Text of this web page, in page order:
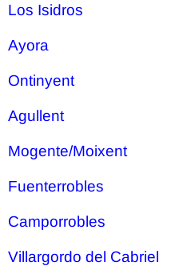
Los Isidros
Ayora
Ontinyent
Agullent
Mogente/Moixent
Fuenterrobles
Camporrobles
Villargordo del Cabriel